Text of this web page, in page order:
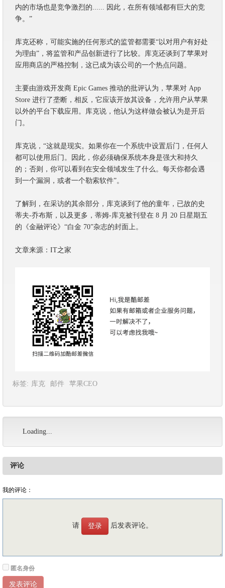
内的市场也是竞争激烈的...... 因此，在所有领域都有巨大的竞
争。”
库克还称，可能实施的任何形式的监管都需要“以对用户有好处
为理由”，将监管和产品创新进行了比较。库克还谈到了苹果对
应用商店的严格控制，这已成为该公司的一个热点问题。
主要由游戏开发商 Epic Games 推动的批评认为，苹果对 App
Store 进行了垄断，相反，它应该开放其设备，允许用户从苹果
以外的平台下载应用。库克说，他认为这样做会被认为是开后
门。
库克说，“这就是现实。如果你在一个系统中设置后门，任何人
都可以使用后门。因此，你必须确保系统本身是强大和持久
的；否则，你可以看到在安全领域发生了什么。每天你都会遇
到一个漏洞，或者一个勒索软件”。
了解到，在采访的其余部分，库克谈到了他的童年，已故的史
蒂夫-乔布斯，以及更多，蒂姆-库克被刊登在 8 月 20 日星期五
的《金融评论》“白金 70”杂志的封面上。
文章来源：IT之家
标签: 库克 邮件 苹果CEO
Loading...
评论
我的评论：
匿名身份
发表评论
请 登录 后发表评论。